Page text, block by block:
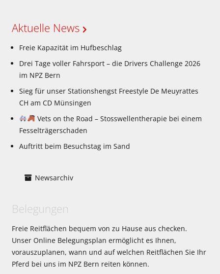
Aktuelle News
Freie Kapazität im Hufbeschlag
Drei Tage voller Fahrsport – die Drivers Challenge 2026
im NPZ Bern
Sieg für unser Stationshengst Freestyle De Meuyrattes
CH am CD Münsingen
Vets on the Road – Stosswellentherapie bei einem
Fesselträgerschaden
Auftritt beim Besuchstag im Sand
Newsarchiv
Belegungen
Freie Reitflächen bequem von zu Hause aus checken.
Unser Online Belegungsplan ermöglicht es Ihnen,
vorauszuplanen, wann und auf welchen Reitflächen Sie Ihr
Pferd bei uns im NPZ Bern reiten können.